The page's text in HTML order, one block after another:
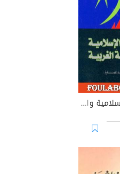
الشريعة الإسلامية والعلمانية الغربية